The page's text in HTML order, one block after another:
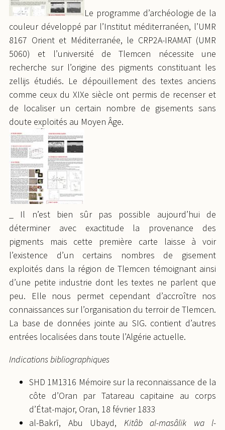
Le programme d’archéologie de la
couleur développé par l’Institut méditerranéen, l’UMR
8167 Orient et Méditerranée, le CRP2A-IRAMAT (UMR
5060) et l’université de Tlemcen nécessite une
recherche sur l’origine des pigments constituant les
zellijs étudiés. Le dépouillement des textes anciens
comme ceux du XIXe siècle ont permis de recenser et
de localiser un certain nombre de gisements sans
doute exploités au Moyen Âge.
_ Il n’est bien sûr pas possible aujourd’hui de
déterminer avec exactitude la provenance des
pigments mais cette première carte laisse à voir
l’existence d’un certains nombres de gisement
exploités dans la région de Tlemcen témoignant ainsi
d’une petite industrie dont les textes ne parlent que
peu. Elle nous permet cependant d’accroître nos
connaissances sur l’organisation du terroir de Tlemcen.
La base de données jointe au SIG. contient d’autres
entrées localisées dans toute l’Algérie actuelle.
Indications bibliographiques
SHD 1M1316 Mémoire sur la reconnaissance de la
côte d’Oran par Tatareau capitaine au corps
d’État-major, Oran, 18 février 1833
al-Bakrī, Abu Ubayd, Kitâb al-masâlik wa l-